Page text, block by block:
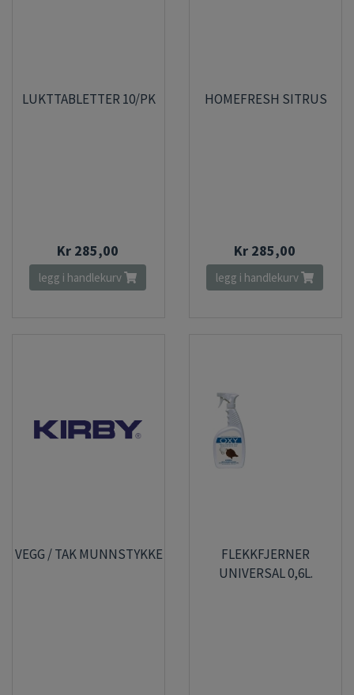
LUKTTABLETTER 10/PK
Kr 285,00
legg i handlekurv
HOMEFRESH SITRUS
Kr 285,00
legg i handlekurv
VEGG / TAK MUNNSTYKKE
FLEKKFJERNER
UNIVERSAL 0,6L.